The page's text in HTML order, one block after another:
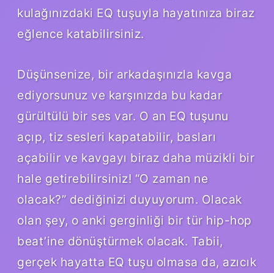
kulağınızdaki EQ tuşuyla hayatınıza biraz
eğlence katabilirsiniz.
Düşünsenize, bir arkadaşınızla kavga
ediyorsunuz ve karşınızda bu kadar
gürültülü bir ses var. O an EQ tuşunu
açıp, tiz sesleri kapatabilir, basları
açabilir ve kavgayı biraz daha müzikli bir
hale getirebilirsiniz! “O zaman ne
olacak?” dediğinizi duyuyorum. Olacak
olan şey, o anki gerginliği bir tür hip-hop
beat’ine dönüştürmek olacak. Tabii,
gerçek hayatta EQ tuşu olmasa da, azıcık